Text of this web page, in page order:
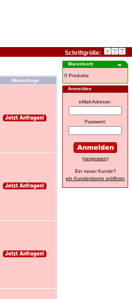
Schriftgröße:
Mietanfrage
Warenkorb
0 Produkte
Anmelden
eMail-Adresse:
Passwort:
(vergessen)
Ein neuer Kunde?
ein Kundenkonto eröffnen